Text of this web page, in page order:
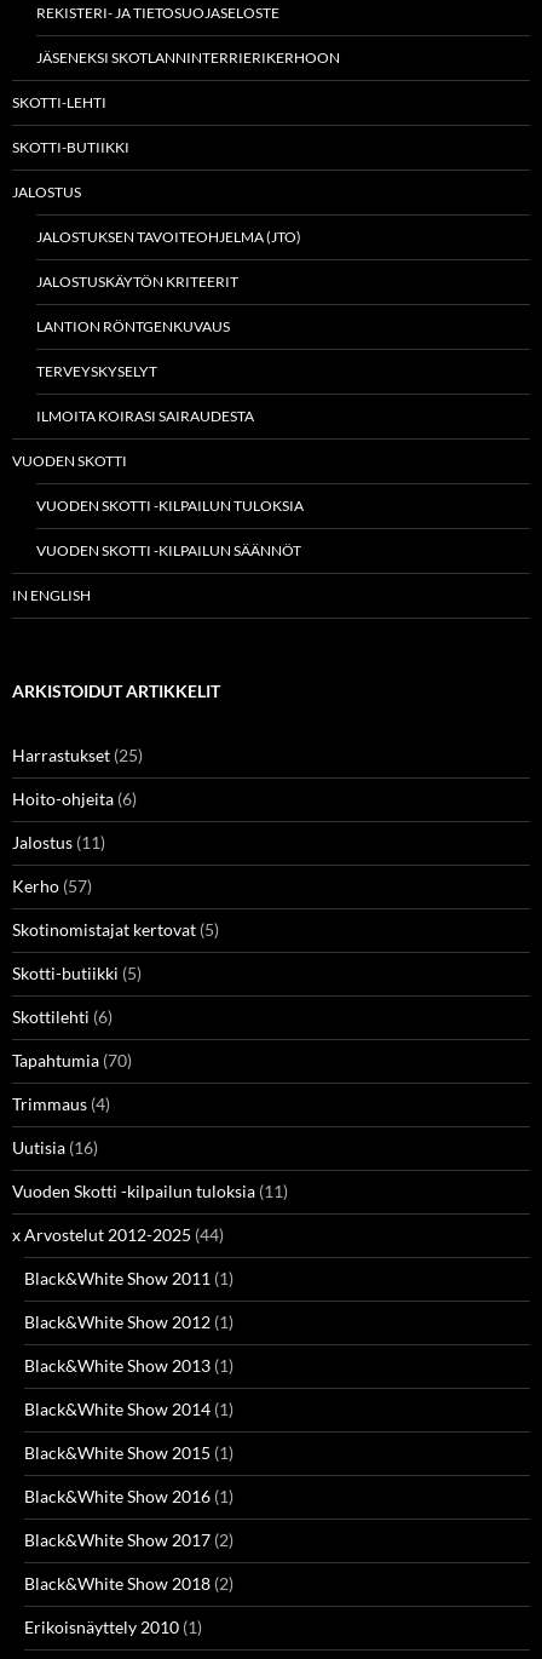
REKISTERI- JA TIETOSUOJASELOSTE
JÄSENEKSI SKOTLANNINTERRIERIKERHOON
SKOTTI-LEHTI
SKOTTI-BUTIIKKI
JALOSTUS
JALOSTUKSEN TAVOITEOHJELMA (JTO)
JALOSTUSKÄYTÖN KRITEERIT
LANTION RÖNTGENKUVAUS
TERVEYSKYSELYT
ILMOITA KOIRASI SAIRAUDESTA
VUODEN SKOTTI
VUODEN SKOTTI -KILPAILUN TULOKSIA
VUODEN SKOTTI -KILPAILUN SÄÄNNÖT
IN ENGLISH
ARKISTOIDUT ARTIKKELIT
Harrastukset (25)
Hoito-ohjeita (6)
Jalostus (11)
Kerho (57)
Skotinomistajat kertovat (5)
Skotti-butiikki (5)
Skottilehti (6)
Tapahtumia (70)
Trimmaus (4)
Uutisia (16)
Vuoden Skotti -kilpailun tuloksia (11)
x Arvostelut 2012-2025 (44)
Black&White Show 2011 (1)
Black&White Show 2012 (1)
Black&White Show 2013 (1)
Black&White Show 2014 (1)
Black&White Show 2015 (1)
Black&White Show 2016 (1)
Black&White Show 2017 (2)
Black&White Show 2018 (2)
Erikoisnäyttely 2010 (1)